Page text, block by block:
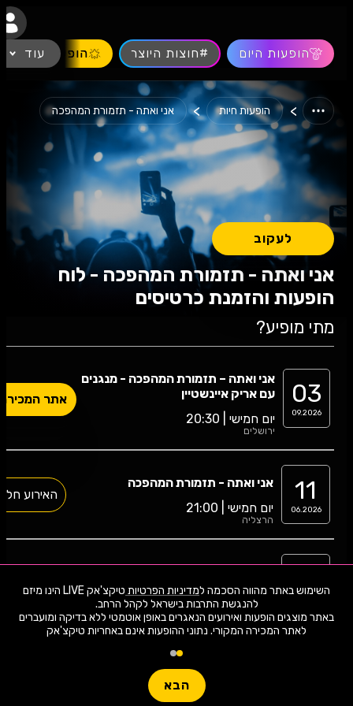
השימוש באתר מהווה הסכמה למדיניות הפרטיות
טיקצ'אק LIVE הינו מיזם
באתר מוצגים הופעות ואירועים הנאגרים באופן אוטמטי ללא בדיקה ומועברים
לאתר המכירה המקורי. נתוני ההופעות אינם באחריות טיקצ'אק
הבא
הופעות היום #חוצות היוצר הופעות חיות
עוד
> הופעות חיות > אני ואתה - תזמורת המהפכה
אני ואתה - תזמורת המהפכה - לוח
הופעות והזמנת כרטיסים
לעקוב
מתי מופיע?
03
09.2026
אני ואתה – תזמורת המהפכה - מנגנים
עם אריק איינשטיין
יום חמישי | 20:30
ירושלים
אתר המכירה
11
06.2026
אני ואתה - תזמורת המהפכה
יום חמישי | 21:00
הרצליה
האירוע
יום חמישי | 18:00
הרצליה
אני ואתה – תזמורת המהפכה - מנגנים
עם אריק איינשטיין